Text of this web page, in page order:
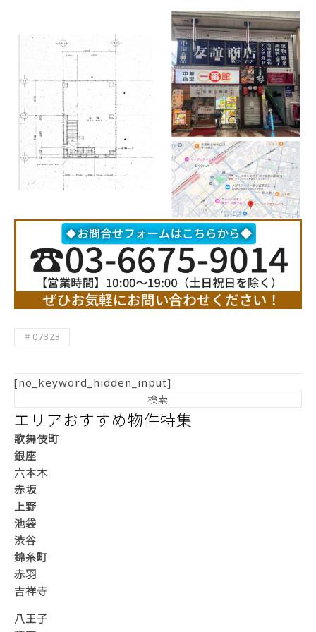
＃07323
[no_keyword_hidden_input]
エリアおすすめ物件特集
歌舞伎町
銀座
六本木
赤坂
上野
池袋
渋谷
錦糸町
赤羽
吉祥寺
八王子